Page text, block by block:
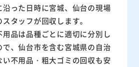
沿った日時に宮城、仙台の現場
タッフが回収します。
用品は品種ごとに適切に分別し
で、仙台市を含む宮城県の自治
不用品・粗大ゴミの回収も安